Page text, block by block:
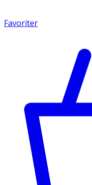
Favoriter